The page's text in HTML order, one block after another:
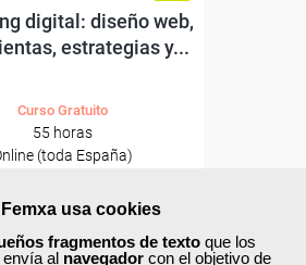
usa cookies
fragmentos de texto que los
al navegador con el objetivo de
digital: diseño web,
estrategias y...
Curso Gratuito
55 horas
(toda España)
Ver curso